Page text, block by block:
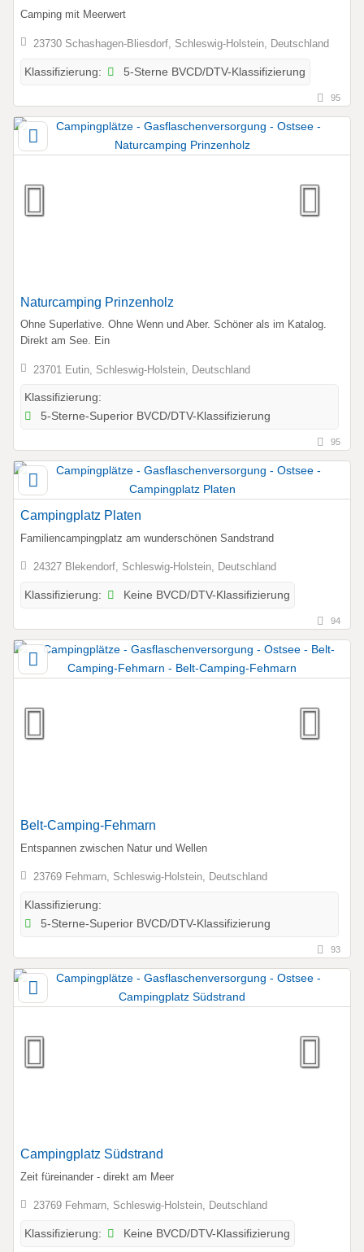
Camping mit Meerwert
23730 Schashagen-Bliesdorf, Schleswig-Holstein, Deutschland
Klassifizierung: 5-Sterne BVCD/DTV-Klassifizierung
95
Naturcamping Prinzenholz
Ohne Superlative. Ohne Wenn und Aber. Schöner als im Katalog.
Direkt am See. Ein
23701 Eutin, Schleswig-Holstein, Deutschland
Klassifizierung:
5-Sterne-Superior BVCD/DTV-Klassifizierung
95
Campingplatz Platen
Familiencampingplatz am wunderschönen Sandstrand
24327 Blekendorf, Schleswig-Holstein, Deutschland
Klassifizierung: Keine BVCD/DTV-Klassifizierung
94
Belt-Camping-Fehmarn
Entspannen zwischen Natur und Wellen
23769 Fehmarn, Schleswig-Holstein, Deutschland
Klassifizierung:
5-Sterne-Superior BVCD/DTV-Klassifizierung
93
Campingplatz Südstrand
Zeit füreinander - direkt am Meer
23769 Fehmarn, Schleswig-Holstein, Deutschland
Klassifizierung: Keine BVCD/DTV-Klassifizierung